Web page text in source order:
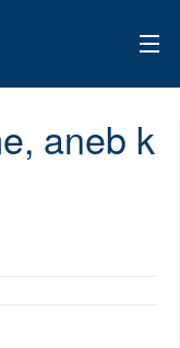
aneb k